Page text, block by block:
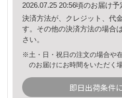
2026.07.25 20:56頃のお届け予
決済方法が、クレジット、代
す。その他の決済方法の場合
さい。
※土・日・祝日の注文の場合や
のお届けにお時間をいただく
即日出荷条件